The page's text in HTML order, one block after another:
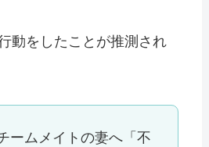
動をしたことが推測され
ームメイトの妻へ「不